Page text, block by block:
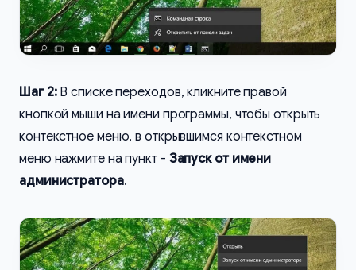
Шаг 2:В списке переходов, кликните правой
кнопкой мыши на имени программы, чтобы открыть
контекстное меню, в открывшимся контекстном
меню нажмите на пункт - Запуск от имени
администратора.